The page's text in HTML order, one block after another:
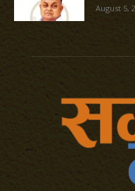
August 5,